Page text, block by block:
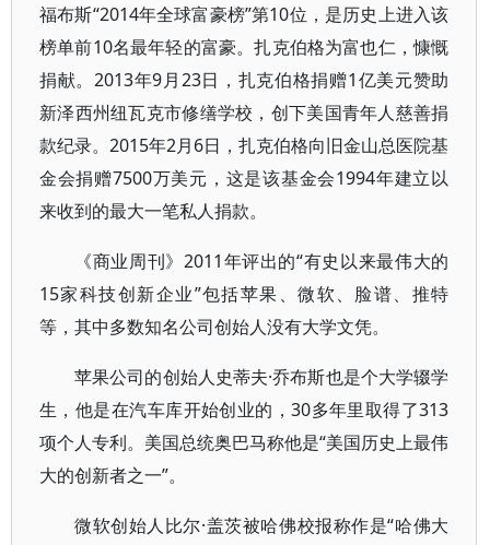
福布斯“2014年全球富豪榜”第10位，是历史上进入该
榜单前10名最年轻的富豪。扎克伯格为富也仁，慷慨
捐献。2013年9月23日，扎克伯格捐赠1亿美元赞助
新泽西州纽瓦克市修缮学校，创下美国青年人慈善捐
款纪录。2015年2月6日，扎克伯格向旧金山总医院基
金会捐赠7500万美元，这是该基金会1994年建立以
来收到的最大一笔私人捐款。
《商业周刊》2011年评出的“有史以来最伟大的
15家科技创新企业”包括苹果、微软、脸谱、推特
等，其中多数知名公司创始人没有大学文凭。
苹果公司的创始人史蒂夫·乔布斯也是个大学辍学
生，他是在汽车库开始创业的，30多年里取得了313
项个人专利。美国总统奥巴马称他是“美国历史上最伟
大的创新者之一”。
微软创始人比尔·盖茨被哈佛校报称作是“哈佛大